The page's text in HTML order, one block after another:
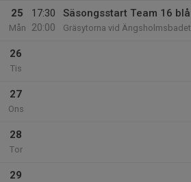
25
Mån
17:30
20:00
Säsongsstart Team 16 blå
Gräsytorna vid Ängsholmsbadet
26
Tis
27
Ons
28
Tor
29